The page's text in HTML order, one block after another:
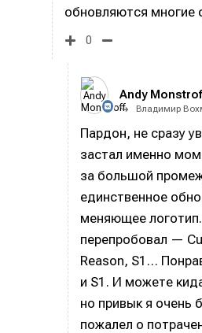
Написание
Исполнение
Продакшн
Написание
Исполнение
Продакшн
обновляются многие
0
Andy
Владимир
Пардон, не сразу
застал именно
за большой
единственное
меняющее
перепробовал —
Reason, S1…
и S1. И можете
но привык я очень
пожалел о